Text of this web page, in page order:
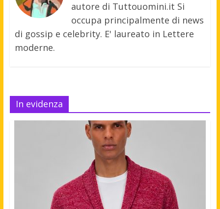
autore di Tuttouomini.it Si
occupa principalmente di news
di gossip e celebrity. E' laureato in Lettere
moderne.
In evidenza